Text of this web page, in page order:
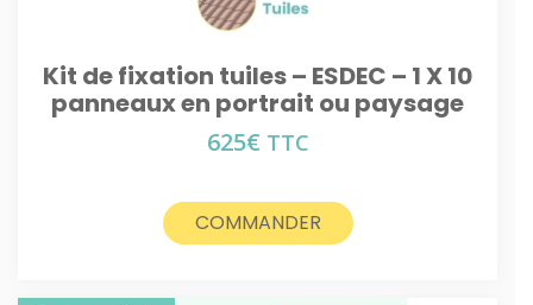
Kit de fixation tuiles – ESDEC – 1 X 10
panneaux en portrait ou paysage
625€ TTC
COMMANDER